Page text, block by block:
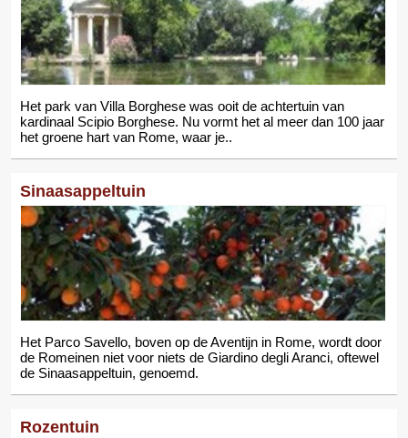
Het park van Villa Borghese was ooit de achtertuin van
kardinaal Scipio Borghese. Nu vormt het al meer dan 100 jaar
het groene hart van Rome, waar je..
Sinaasappeltuin
Het Parco Savello, boven op de Aventijn in Rome, wordt door
de Romeinen niet voor niets de Giardino degli Aranci, oftewel
de Sinaasappeltuin, genoemd.
Rozentuin